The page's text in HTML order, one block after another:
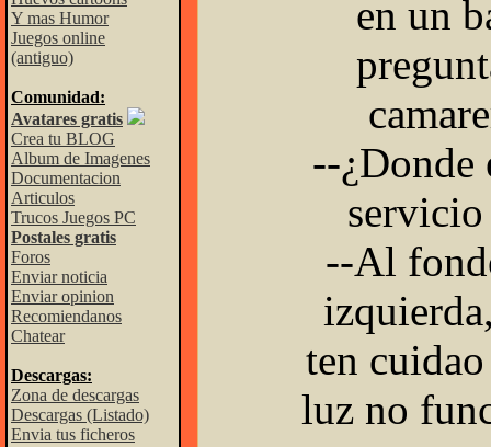
Y mas Humor
Juegos online
(antiguo)
Comunidad:
Avatares gratis
Crea tu BLOG
Album de Imagenes
Documentacion
Articulos
Trucos Juegos PC
Postales gratis
Foros
Enviar noticia
Enviar opinion
Recomiendanos
Chatear
Descargas:
Zona de descargas
Descargas (Listado)
Envia tus ficheros
en un
--¿Donde
--Al
ten
luz no